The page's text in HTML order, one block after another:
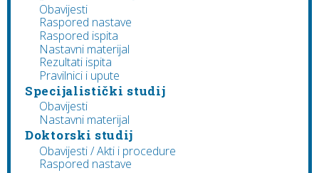
Obavijesti
Raspored nastave
Raspored ispita
Nastavni materijal
Rezultati ispita
Pravilnici i upute
Specijalistički studij
Obavijesti
Nastavni materijal
Doktorski studij
Obavijesti / Akti i procedure
Raspored nastave